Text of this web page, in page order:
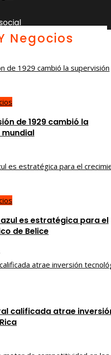
Negocios
de 1929 cambió la
es estratégica para el
de Belice
calificada atrae